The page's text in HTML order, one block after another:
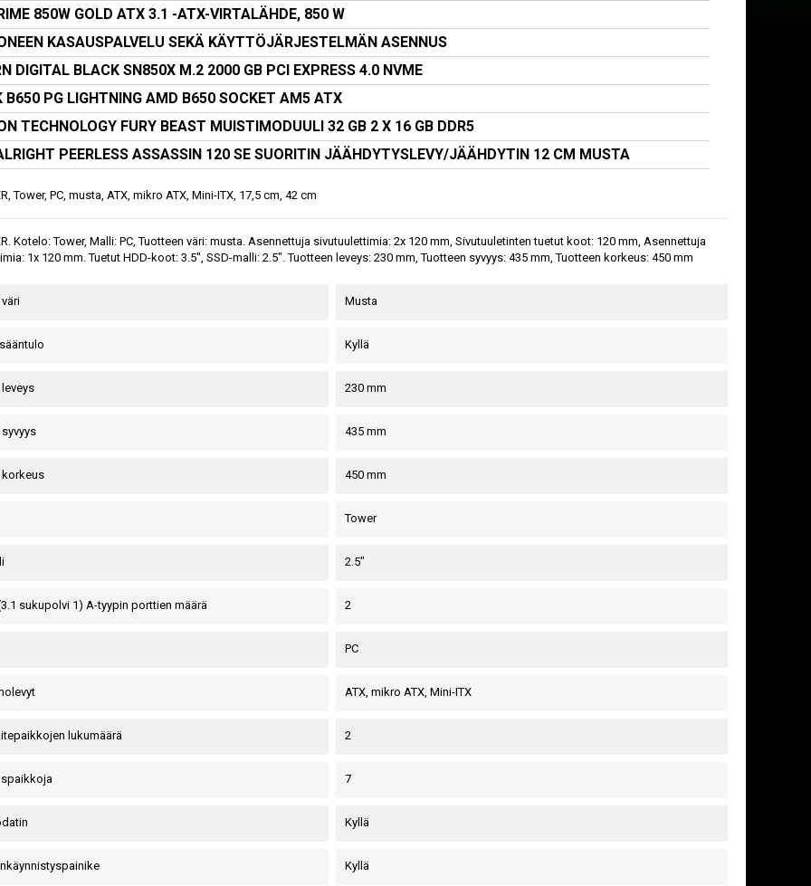
850W GOLD ATX 3.1 -ATX-VIRTALÄHDE, 850 W
KASAUSPALVELU SEKÄ KÄYTTÖJÄRJESTELMÄN ASENNUS
DIGITAL BLACK SN850X M.2 2000 GB PCI EXPRESS 4.0 NVME
B650 PG LIGHTNING AMD B650 SOCKET AM5 ATX
TECHNOLOGY FURY BEAST MUISTIMODUULI 32 GB 2 X 16 GB DDR5
PEERLESS ASSASSIN 120 SE SUORITIN JÄÄHDYTYSLEVY/JÄÄHDYTIN 12 CM MUSTA
Tower, PC, musta, ATX, mikro ATX, Mini-ITX, 17,5 cm, 42 cm
Kotelo: Tower, Malli: PC, Tuotteen väri: musta. Asennettuja sivutuulettimia: 2x 120 mm, Sivutuuletinten tuetut koot: 120 mm, Asennettuja
1x 120 mm. Tuetut HDD-koot: 3.5", SSD-malli: 2.5". Tuotteen leveys: 230 mm, Tuotteen syvyys: 435 mm, Tuotteen korkeus: 450 mm
Musta
Kyllä
230 mm
435 mm
korkeus 450 mm
Tower
2.5"
sukupolvi 1) A-tyypin porttien määrä 2
PC
ATX, mikro ATX, Mini-ITX
lukumäärä 2
7
Kyllä
Kyllä